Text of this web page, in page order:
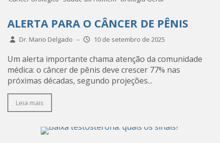
ALERTA PARA O CÂNCER DE PÊNIS
Dr. Mario Delgado – 10 de setembro de 2025
Um alerta importante chama atenção da comunidade
médica: o câncer de pênis deve crescer 77% nas
próximas décadas, segundo projeções...
Leia mais